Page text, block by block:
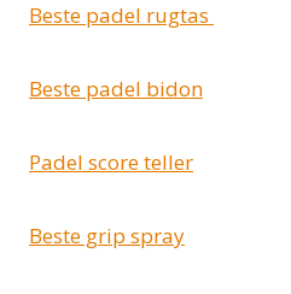
Beste padel rugtas
Beste padel bidon
Padel score teller
Beste grip spray